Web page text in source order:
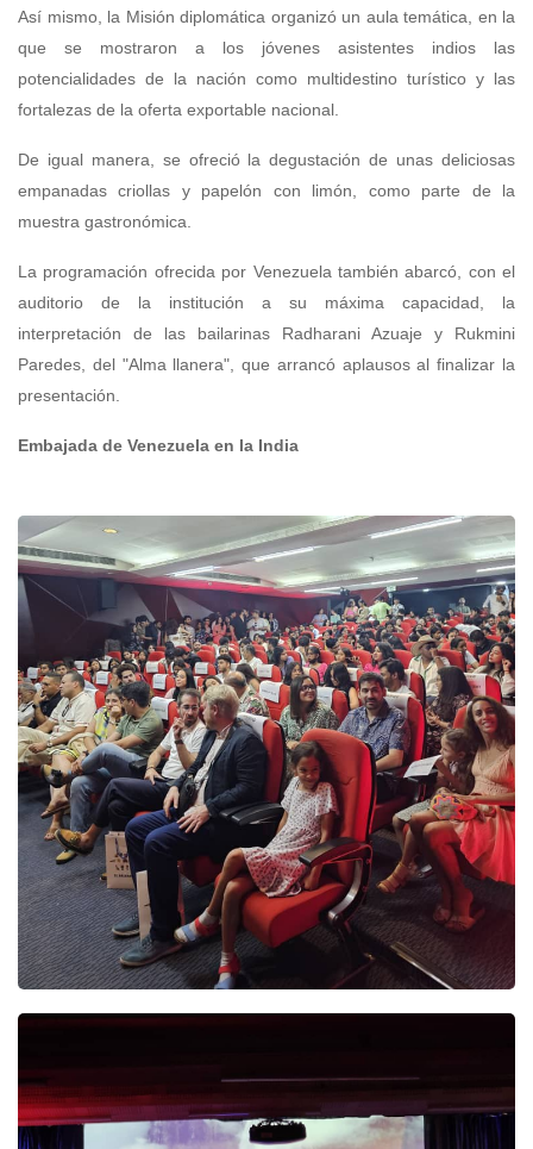
Así mismo, la Misión diplomática organizó un aula temática, en la
que se mostraron a los jóvenes asistentes indios las
potencialidades de la nación como multidestino turístico y las
fortalezas de la oferta exportable nacional.
De igual manera, se ofreció la degustación de unas deliciosas
empanadas criollas y papelón con limón, como parte de la
muestra gastronómica.
La programación ofrecida por Venezuela también abarcó, con el
auditorio de la institución a su máxima capacidad, la
interpretación de las bailarinas Radharani Azuaje y Rukmini
Paredes, del "Alma llanera", que arrancó aplausos al finalizar la
presentación.
Embajada de Venezuela en la India